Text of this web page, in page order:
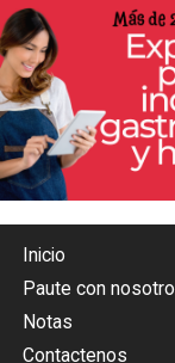
Inicio
Paute con
Notas
Contactenos